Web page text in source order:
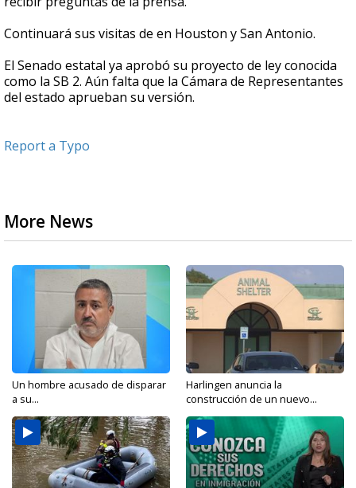
Continuará sus visitas de en Houston y San Antonio.
El Senado estatal ya aprobó su proyecto de ley conocida
como la SB 2. Aún falta que la Cámara de Representantes
del estado aprueban su versión.
Report a Typo
More News
Un hombre acusado de disparar
a su...
Harlingen anuncia la
construcción de un nuevo...